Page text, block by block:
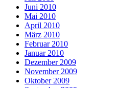
Juni 2010
Mai 2010
April 2010
März 2010
Februar 2010
Januar 2010
Dezember 2009
November 2009
Oktober 2009